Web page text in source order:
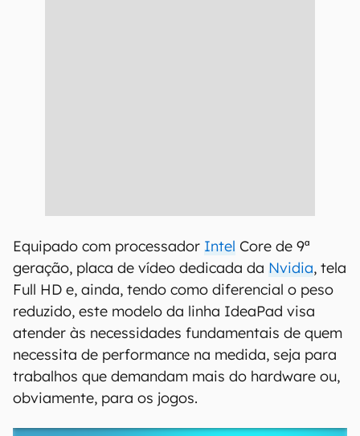
Equipado com processador Intel Core de 9ª
geração, placa de vídeo dedicada da Nvidia, tela
Full HD e, ainda, tendo como diferencial o peso
reduzido, este modelo da linha IdeaPad visa
atender às necessidades fundamentais de quem
necessita de performance na medida, seja para
trabalhos que demandam mais do hardware ou,
obviamente, para os jogos.